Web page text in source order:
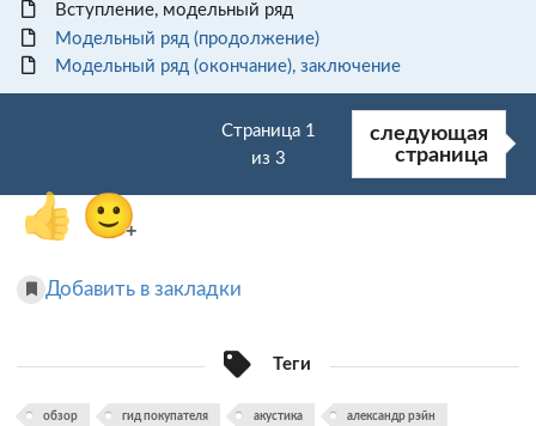
Вступление, модельный ряд
Модельный ряд (продолжение)
Модельный ряд (окончание), заключение
Страница 1
из 3
следующая
страница
👍 🙂+
Добавить в закладки
Теги
обзор гид покупателя акустика александр рэйн